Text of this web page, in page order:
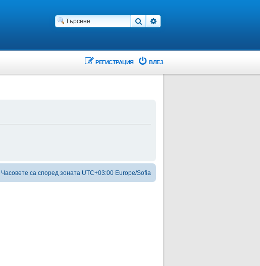
Търсене
ВЛЕЗ
РЕГИСТРАЦИЯ
Часовете са според зоната UTC+03:00 Europe/Sofia